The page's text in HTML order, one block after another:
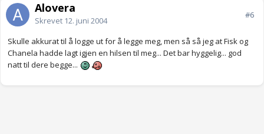
Alovera
Skrevet 12. juni 2004
#6
Skulle akkurat til å logge ut for å legge meg, men så så jeg at Fisk og
Chanela hadde lagt igjen en hilsen til meg... Det bar hyggelig... god
natt til dere begge...